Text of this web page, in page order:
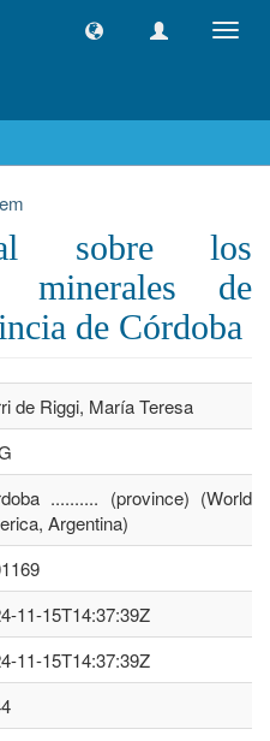
sobre los
minerales de
de Córdoba
de Riggi, María Teresa
.......... (province) (World,
Argentina)
11-15T14:37:39Z
11-15T14:37:39Z